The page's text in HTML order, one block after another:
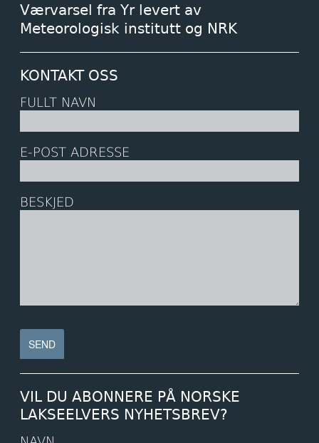
Værvarsel fra Yr levert av
Meteorologisk institutt og NRK
KONTAKT OSS
FULLT NAVN
E-POST ADRESSE
BESKJED
VIL DU ABONNERE PÅ NORSKE
LAKSEELVERS NYHETSBREV?